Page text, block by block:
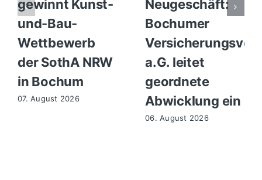
gewinnt Kunst-
und-Bau-
Wettbewerb
der SothA NRW
in Bochum
07. August 2026
Neugeschäft:
Bochumer
a.G. leitet
geordnete
Abwicklung ein
06. August 2026